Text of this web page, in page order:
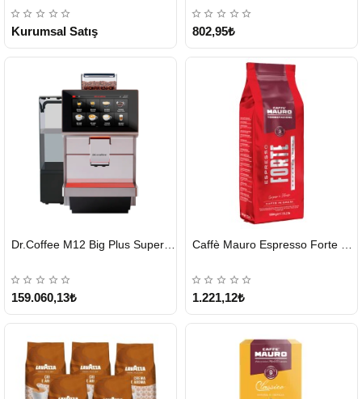
Kurumsal Satış 802,95₺
GÖNDERİ
159.060,13₺
GÖNDERİ
1.221,12₺